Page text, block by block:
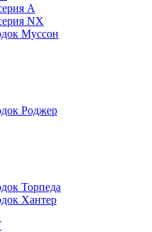
А
NX
Муссон
Роджер
Торпеда
Хантер